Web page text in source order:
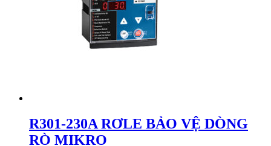
R301-230A RƠLE BẢO VỆ DÒNG
RÒ MIKRO